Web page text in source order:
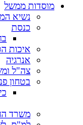
מוסדות ממשל
נשיא
כנסת
איכות
אנרגיה
צה"ל
בטחון
משרד